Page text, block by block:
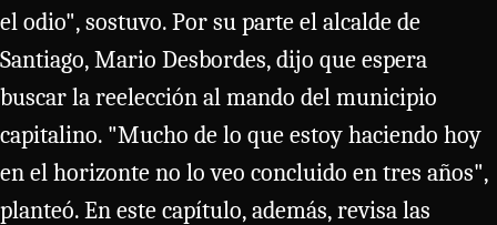
el odio", sostuvo. Por su parte el alcalde de
Santiago, Mario Desbordes, dijo que espera
buscar la reelección al mando del municipio
capitalino. "Mucho de lo que estoy haciendo hoy
en el horizonte no lo veo concluido en tres años",
planteó. En este capítulo, además, revisa las